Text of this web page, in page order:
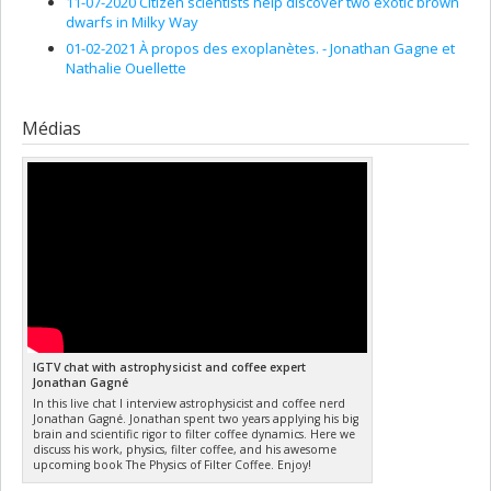
Jason Rowe,Alexandre St-Laurent Lemerle
Hsin Cynthia Chiang
John Ruan
Eve J Lee
Sources de financement :
regroupements stratégiques
dwarfs in Milky Way
01-02-2021 À propos des exoplanètes. - Jonathan Gagne et
Nathalie Ouellette
Médias
IGTV chat with astrophysicist and coffee expert
Jonathan Gagné
In this live chat I interview astrophysicist and coffee nerd
Jonathan Gagné. Jonathan spent two years applying his big
brain and scientific rigor to filter coffee dynamics. Here we
discuss his work, physics, filter coffee, and his awesome
upcoming book The Physics of Filter Coffee. Enjoy!